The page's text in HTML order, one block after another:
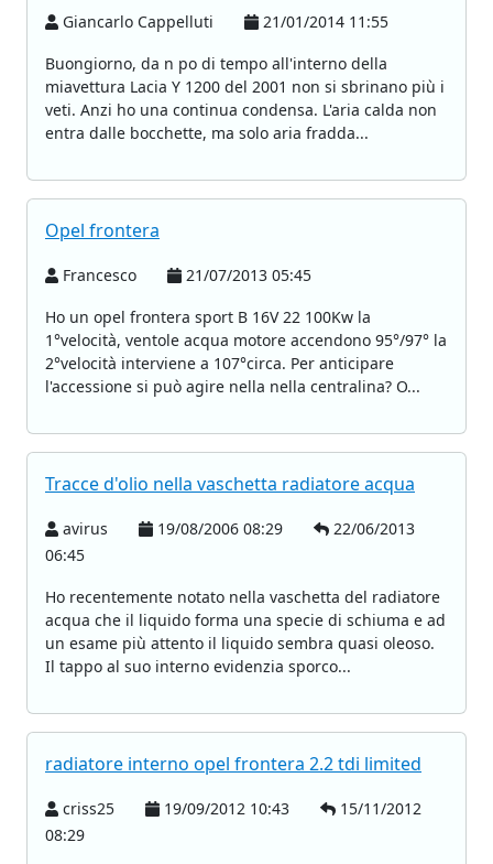
Giancarlo Cappelluti
21/01/2014 11:55
Buongiorno, da n po di tempo all'interno della
miavettura Lacia Y 1200 del 2001 non si sbrinano più i
veti. Anzi ho una continua condensa. L'aria calda non
entra dalle bocchette, ma solo aria fradda...
Opel frontera
Francesco
21/07/2013 05:45
Ho un opel frontera sport B 16V 22 100Kw la
1°velocità, ventole acqua motore accendono 95°/97° la
2°velocità interviene a 107°circa. Per anticipare
l'accessione si può agire nella nella centralina? O...
Tracce d'olio nella vaschetta radiatore acqua
avirus 19/08/2006 08:29
22/06/2013
06:45
Ho recentemente notato nella vaschetta del radiatore
acqua che il liquido forma una specie di schiuma e ad
un esame più attento il liquido sembra quasi oleoso.
Il tappo al suo interno evidenzia sporco...
radiatore interno opel frontera 2.2 tdi limited
criss25 19/09/2012 10:43
15/11/2012
08:29